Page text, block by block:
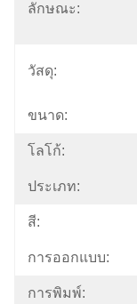
ลักษณะ:
วัสดุ:
ขนาด:
โลโก้:
ประเภท:
สี:
การออกแบบ:
การพิมพ์: